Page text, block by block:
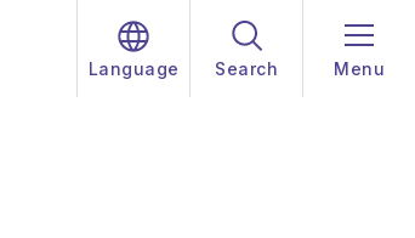
Language Search Menu